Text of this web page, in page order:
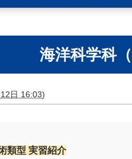
海洋科学科
日 16:03)
類型 実習紹介